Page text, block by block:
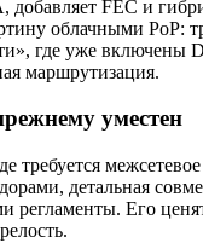
FEC и
облачными PoP:
где уже включены
маршрутизация.
уместен
требуется
детальная
регламенты. Его